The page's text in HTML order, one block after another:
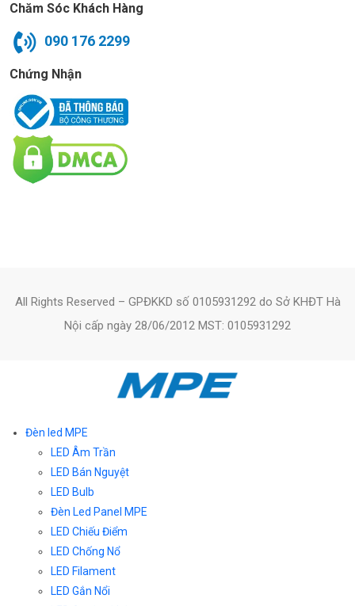
Chăm Sóc Khách Hàng
090 176 2299
Chứng Nhận
All Rights Reserved – GPĐKKD số 0105931292 do Sở KHĐT Hà
Nội cấp ngày 28/06/2012 MST: 0105931292
Đèn led MPE
LED Âm Trần
LED Bán Nguyệt
LED Bulb
Đèn Led Panel MPE
LED Chiếu Điểm
LED Chống Nổ
LED Filament
LED Gắn Nổi